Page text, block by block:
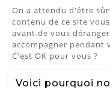
J'accepte
la politique
QUI
On a attendu d'être
contenu de ce site
avant de vous
accompagner pendant
C'est OK pour vous ?
Voici pourquoi